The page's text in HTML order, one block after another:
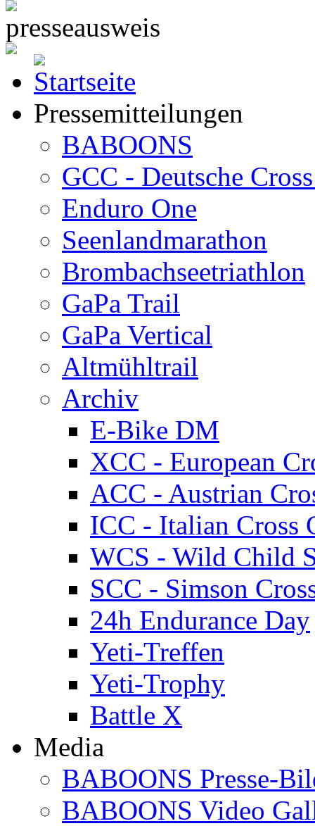
Pressemitteilungen
BABOONS
GCC - Deutsche
Enduro One
Seenlandmarathon
Brombachseetriathlon
GaPa Trail
GaPa Vertical
Altmühltrail
Archiv
E-Bike DM
XCC - European
ACC - Austrian
ICC - Italian Cross
WCS - Wild Child
SCC - Simson
24h Endurance Day
Yeti-Treffen
Yeti-Trophy
Battle X
Media
BABOONS Presse-
BABOONS Video